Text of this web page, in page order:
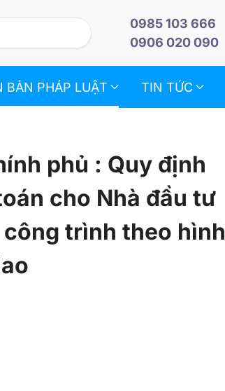
0985 103 666
0906 020 090
BẢN PHÁP LUẬT TIN TỨC
phủ : Quy định
cho Nhà đầu tư
trình theo hình